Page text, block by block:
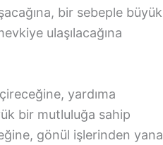
bir sebeple büyük
ulaşılacağına
yardıma
bir mutluluğa sahip
gönül işlerinden yana